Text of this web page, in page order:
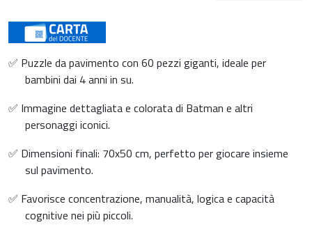
✅ Puzzle da pavimento con 60 pezzi giganti, ideale per
bambini dai 4 anni in su.
✅ Immagine dettagliata e colorata di Batman e altri
personaggi iconici.
✅ Dimensioni finali: 70x50 cm, perfetto per giocare insieme
sul pavimento.
✅ Favorisce concentrazione, manualità, logica e capacità
cognitive nei più piccoli.